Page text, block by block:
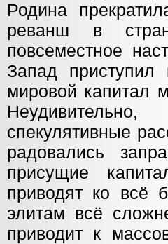
Родина
реванш в
повсеместное
Запад приступил
мировой капитал
спекулятивные
радовались
присущие
приводят ко всё
элитам всё
приводит к